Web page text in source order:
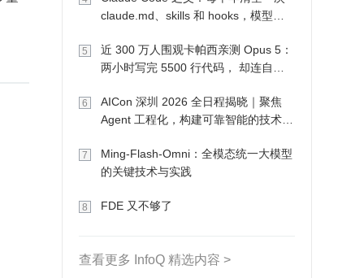
claude.md、skills 和 hooks，模型自
5
近 300 万人围观卡帕西亲测 Opus 5：
两小时写完 5500 行代码， 却连自己
6
AICon 深圳 2026 全日程揭晓｜聚焦
Agent 工程化，构建可靠智能的技术路
7
Ming-Flash-Omni：全模态统一大模型
的关键技术与实践
8 FDE 又不够了
查看更多 InfoQ 精选内容 >